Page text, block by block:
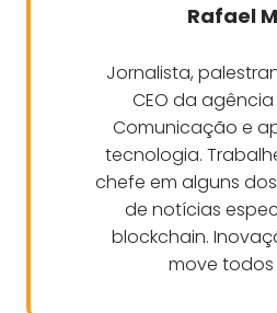
Rafael
Jornalista,
CEO da agência
Comunicação e
tecnologia.
chefe em alguns
de notícias
blockchain.
move todos